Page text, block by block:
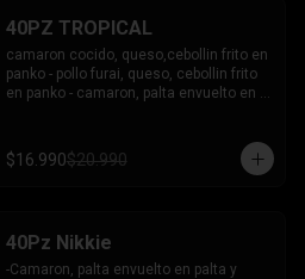
40PZ TROPICAL
camaron cocido, queso,cebollin frito en
panko - pollo furai, queso, cebollin frito
en panko - camaron, palta envuelto en
bañado en salsa de maracuya
INCLUYE: 3 SALSAS - 2 PALITOS
$16.990$20.990
40Pz Nikkie
-Camaron, palta envuelto en palta y